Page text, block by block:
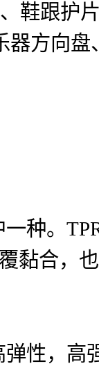
鞋跟护
方向盘
种。
黏合，
性，